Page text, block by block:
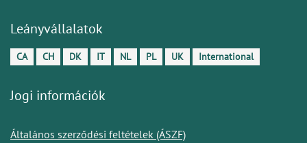
Leányvállalatok
CA CH DK IT NL PL UK International
Jogi információk
Általános szerződési feltételek (ÁSZF)